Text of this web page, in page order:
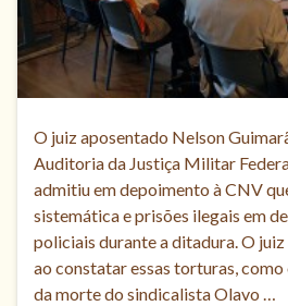
O juiz aposentado Nelson
Auditoria da Justiça Militar
admitiu em depoimento à CNV
sistemática e prisões ilegais em
policiais durante a ditadura. O
ao constatar essas torturas, como
da morte do sindicalista Olavo …